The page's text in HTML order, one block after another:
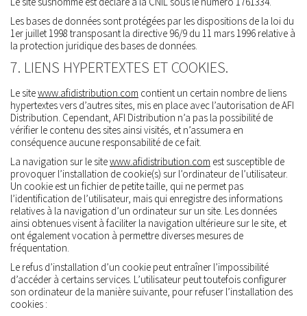
Les bases de données sont protégées par les dispositions de la loi du
1er juillet 1998 transposant la directive 96/9 du 11 mars 1996 relative à
la protection juridique des bases de données.
7. LIENS HYPERTEXTES ET COOKIES.
Le sitewww.afidistribution.com contient un certain nombre de liens
hypertextes vers d’autres sites, mis en place avec l’autorisation de AFI
Distribution. Cependant, AFI Distribution n’a pas la possibilité de
vérifier le contenu des sites ainsi visités, et n’assumera en
conséquence aucune responsabilité de ce fait.
La navigation sur le sitewww.afidistribution.com est susceptible de
provoquer l’installation de cookie(s) sur l’ordinateur de l’utilisateur.
Un cookie est un fichier de petite taille, qui ne permet pas
l’identification de l’utilisateur, mais qui enregistre des informations
relatives à la navigation d’un ordinateur sur un site. Les données
ainsi obtenues visent à faciliter la navigation ultérieure sur le site, et
ont également vocation à permettre diverses mesures de
fréquentation.
Le refus d’installation d’un cookie peut entraîner l’impossibilité
d’accéder à certains services. L’utilisateur peut toutefois configurer
son ordinateur de la manière suivante, pour refuser l’installation des
cookies :